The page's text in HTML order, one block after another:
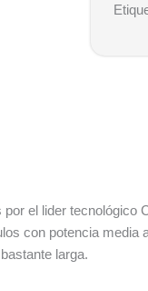
el lider
con potencia
larga.